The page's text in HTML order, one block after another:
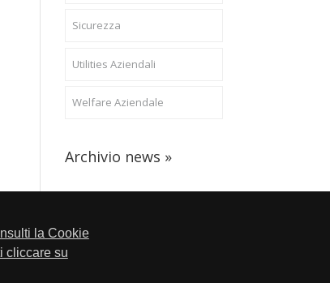
la Cookie
cliccare su
Sicurezza
Utilities Aziendali
Welfare Aziendale
Archivio news »